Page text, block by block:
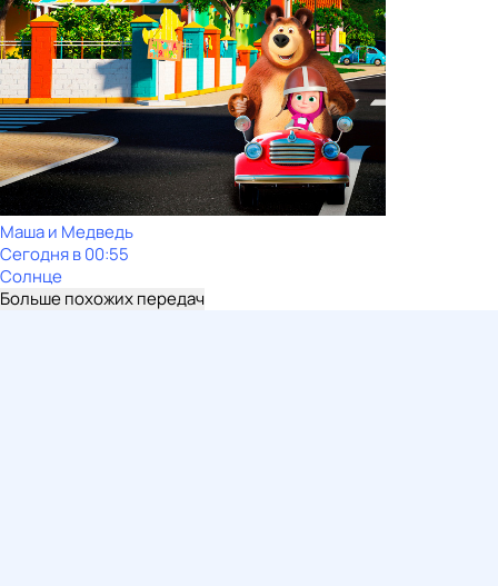
Маша и Медведь
Сегодня в 00:55
Солнце
Больше похожих передач